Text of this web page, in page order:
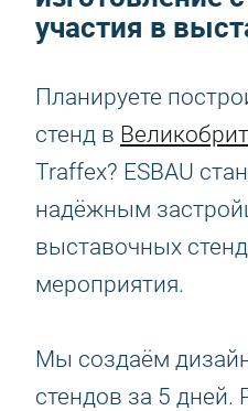
участия в
Планируете
стенд в
Traffex? ESBAU
надёжным
выставочных
мероприятия.
Мы создаём
стендов за 5 дней.